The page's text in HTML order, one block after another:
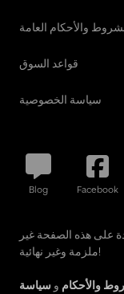
والأحكام العامة
قواعد السوق
سياسة الخصوصية
Blog Facebook
على هذه الصفحة غير
ملزمة وغير نهائية!
والأحكام و سياسة